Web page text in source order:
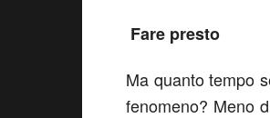
Fare presto
Ma quanto tempo
fenomeno? Meno